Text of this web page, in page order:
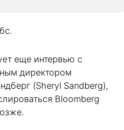
еще интервью с
директором
(Sheryl Sandberg),
Bloomberg